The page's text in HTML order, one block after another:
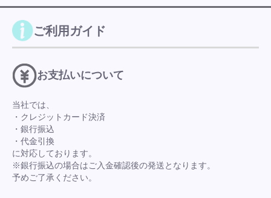
ご利用ガイド
お支払いについて
当社では、
・クレジットカード決済
・銀行振込
・代金引換
に対応しております。
※銀行振込の場合はご入金確認後の発送となります。
予めご了承ください。